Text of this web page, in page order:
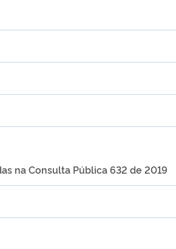
na Consulta Pública 632 de 2019